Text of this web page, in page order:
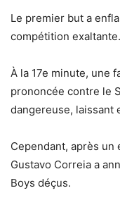
Le premier but a
compétition exaltante.
À la 17e minute, une
prononcée contre le
dangereuse, laissant
Cependant, après un
Gustavo Correia a
Boys déçus.